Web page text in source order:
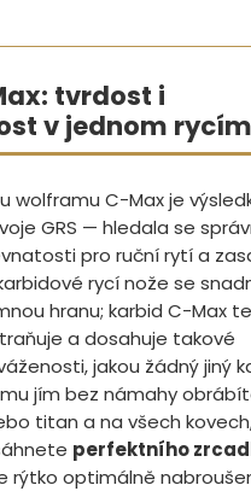
tvrdost i
v jednom
wolframu C-Max je
GRS — hledala se
pro ruční rytí a
rycí nože se
hranu; karbid C-Max
a dosahuje takové
jakou žádný jiný
jím bez námahy
titan a na všech
perfektního
rýtko optimálně